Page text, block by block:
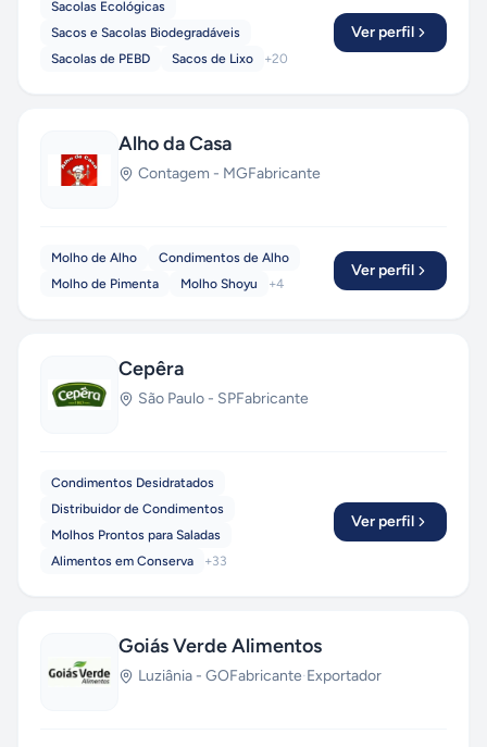
Sacolas Ecológicas
Sacos e Sacolas Biodegradáveis
Sacolas de PEBD
Sacos de Lixo +20
Ver perfil
Alho da Casa
Contagem - MGFabricante
Molho de Alho
Condimentos de Alho
Molho de Pimenta
Molho Shoyu +4
Ver perfil
Cepêra
São Paulo - SPFabricante
Condimentos Desidratados
Distribuidor de Condimentos
Molhos Prontos para Saladas
Alimentos em Conserva
+33
Ver perfil
Goiás Verde Alimentos
Luziânia - GOFabricante·Exportador